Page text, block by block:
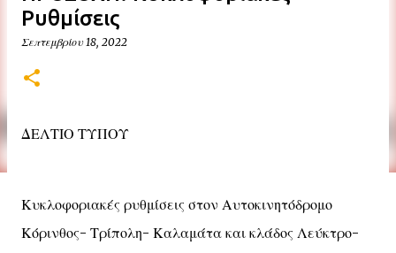
Ρυθμίσεις
Σεπτεμβρίου 18, 2022
ΔΕΛΤΙΟ ΤΥΠΟΥ
Κυκλοφοριακές ρυθμίσεις στον Αυτοκινητόδρομο
Κόρινθος- Τρίπολη- Καλαμάτα και κλάδος Λεύκτρο-